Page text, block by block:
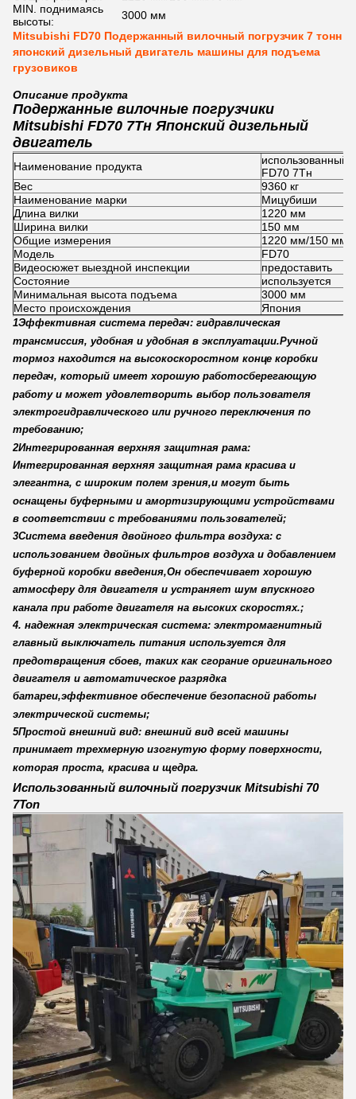
MIN. поднимаясь
высоты:
3000 мм
Mitsubishi FD70 Подержанный вилочный погрузчик 7 тонн
японский дизельный двигатель машины для подъема
грузовиков
Описание продукта
Подержанные вилочные погрузчики
Mitsubishi FD70 7Тн Японский дизельный
двигатель
Наименование продукта
использованный
FD70 7Тн
Вес
9360 кг
Наименование марки
Мицубиши
Длина вилки
1220 мм
Ширина вилки
150 мм
Общие измерения
1220 мм/150 мм/
Модель
FD70
Видеосюжет выездной инспекции
предоставить
Состояние
используется
Минимальная высота подъема
3000 мм
Место происхождения
Япония
1Эффективная система передач: гидравлическая
трансмиссия, удобная и удобная в эксплуатации.Ручной
тормоз находится на высокоскоростном конце коробки
передач, который имеет хорошую работосберегающую
работу и может удовлетворить выбор пользователя
электрогидравлического или ручного переключения по
требованию;
2Интегрированная верхняя защитная рама:
Интегрированная верхняя защитная рама красива и
элегантна, с широким полем зрения,и могут быть
оснащены буферными и амортизирующими устройствами
в соответствии с требованиями пользователей;
3Система введения двойного фильтра воздуха: с
использованием двойных фильтров воздуха и добавлением
буферной коробки введения,Он обеспечивает хорошую
атмосферу для двигателя и устраняет шум впускного
канала при работе двигателя на высоких скоростях.;
4. надежная электрическая система: электромагнитный
главный выключатель питания используется для
предотвращения сбоев, таких как сгорание оригинального
двигателя и автоматическое разрядка
батареи,эффективное обеспечение безопасной работы
электрической системы;
5Простой внешний вид: внешний вид всей машины
принимает трехмерную изогнутую форму поверхности,
которая проста, красива и щедра.
Использованный вилочный погрузчик Mitsubishi 70
7Ton